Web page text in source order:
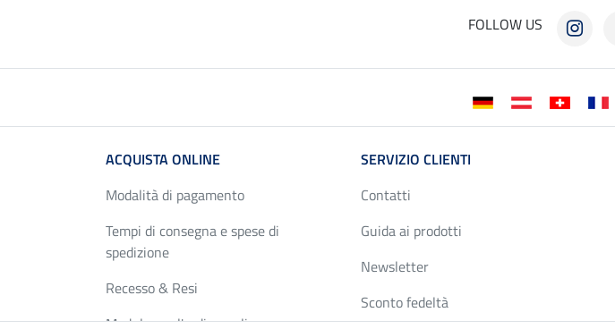
FOLLOW US
ACQUISTA ONLINE
Modalità di pagamento
Tempi di consegna e spese di
spedizione
Recesso & Resi
Modulo per l'ordine online
SERVIZIO CLIENTI
Contatti
Guida ai prodotti
Newsletter
Sconto fedeltà